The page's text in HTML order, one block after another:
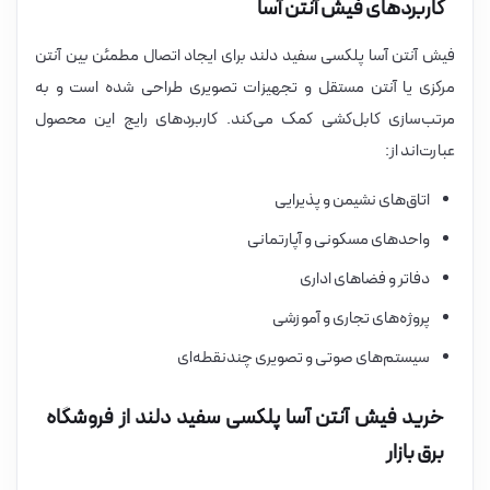
کاربردهای فیش آنتن آسا
فیش آنتن آسا پلکسی سفید دلند برای ایجاد اتصال مطمئن بین آنتن
مرکزی یا آنتن مستقل و تجهیزات تصویری طراحی شده است و به
مرتب‌سازی کابل‌کشی کمک می‌کند. کاربردهای رایج این محصول
عبارت‌اند از:
اتاق‌های نشیمن و پذیرایی
واحدهای مسکونی و آپارتمانی
دفاتر و فضاهای اداری
پروژه‌های تجاری و آموزشی
سیستم‌های صوتی و تصویری چندنقطه‌ای
خرید فیش آنتن آسا پلکسی سفید دلند از فروشگاه
برق بازار